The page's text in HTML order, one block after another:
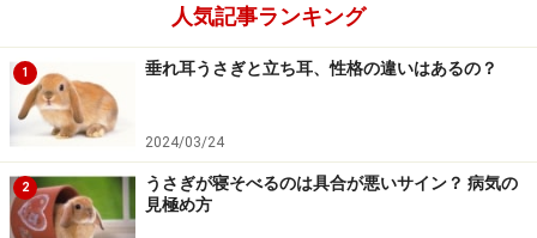
ぎにどれだけ励まされたことでしょう。この、一緒に暮
らす小さな家族を心配させまいと、自分自身、元気を奮
い立たせたものです。
※足ダン…後ろ足で床を叩き、ダンッ！と大きな音を立て
る行動
人気記事ランキング
1 垂れ耳うさぎと立ち耳、性格の違いはあるの？
2024/03/24
2
うさぎが寝そべるのは具合が悪いサイン？ 病気の
見極め方